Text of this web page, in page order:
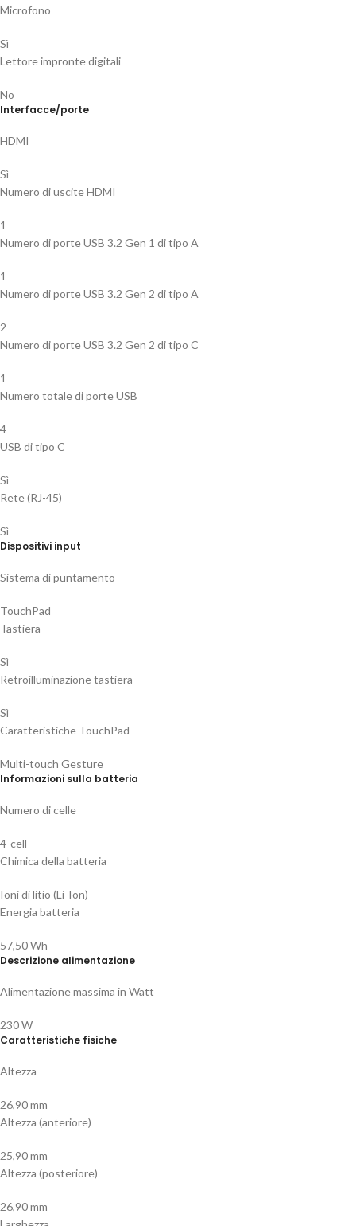
Microfono
Sì
Lettore impronte digitali
No
Interfacce/porte
HDMI
Sì
Numero di uscite HDMI
1
Numero di porte USB 3.2 Gen 1 di tipo A
1
Numero di porte USB 3.2 Gen 2 di tipo A
2
Numero di porte USB 3.2 Gen 2 di tipo C
1
Numero totale di porte USB
4
USB di tipo C
Sì
Rete (RJ-45)
Sì
Dispositivi input
Sistema di puntamento
TouchPad
Tastiera
Sì
Retroilluminazione tastiera
Sì
Caratteristiche TouchPad
Multi-touch Gesture
Informazioni sulla batteria
Numero di celle
4-cell
Chimica della batteria
Ioni di litio (Li-Ion)
Energia batteria
57,50 Wh
Descrizione alimentazione
Alimentazione massima in Watt
230 W
Caratteristiche fisiche
Altezza
26,90 mm
Altezza (anteriore)
25,90 mm
Altezza (posteriore)
26,90 mm